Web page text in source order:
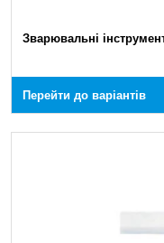
Зварювальні
Перейти до варіантів